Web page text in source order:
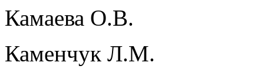
Камаева О.В.
Каменчук Л.М.